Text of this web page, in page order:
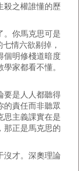
殺之權誰懂的歷
。你馬克思可是
情六欲剔掉，
個明修棧道暗度
家都看不懂。
要是人人都聽得
的責任而非聽眾
思主義課實在是
那正是馬克思的
沒才。深奧理論